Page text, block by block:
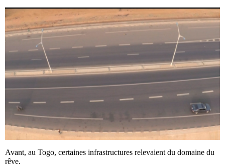
Avant, au Togo, certaines infrastructures relevaient du domaine du
rêve.